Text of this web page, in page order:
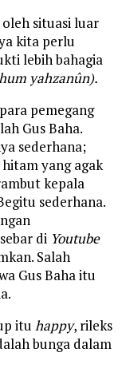
situasi luar
kita perlu
lebih bahagia
yahzanûn).
pemegang
Gus Baha.
sederhana;
yang agak
kepala
sederhana.
di Youtube
Salah
Gus Baha itu
itu happy, rileks
bunga dalam